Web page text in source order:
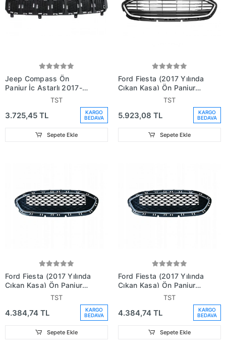
Jeep Compass Ön
Panjur İç Astarlı 2017-
(Oem No: K5Up86Rxfab)
TST
3.725,45 TL
KARGO
BEDAVA
Sepete Ekle
Ford Fiesta (2017 Yılında
Çıkan Kasa) Ön Panjur
Nikelaj Çerçevelı
H1Bb8200B15)
TST
5.923,08 TL
KARGO
BEDAVA
Sepete Ekle
Ford Fiesta (2017 Yılında
Çıkan Kasa) Ön Panjur
Nikelaj Çerçevelı (Oem
TST
4.384,74 TL
KARGO
BEDAVA
Sepete Ekle
Ford Fiesta (2017 Yılında
Çıkan Kasa) Ön Panjur
Nikelaj Çerçevelı Benzin
H1Bb8200A1B)
TST
4.384,74 TL
KARGO
BEDAVA
Sepete Ekle